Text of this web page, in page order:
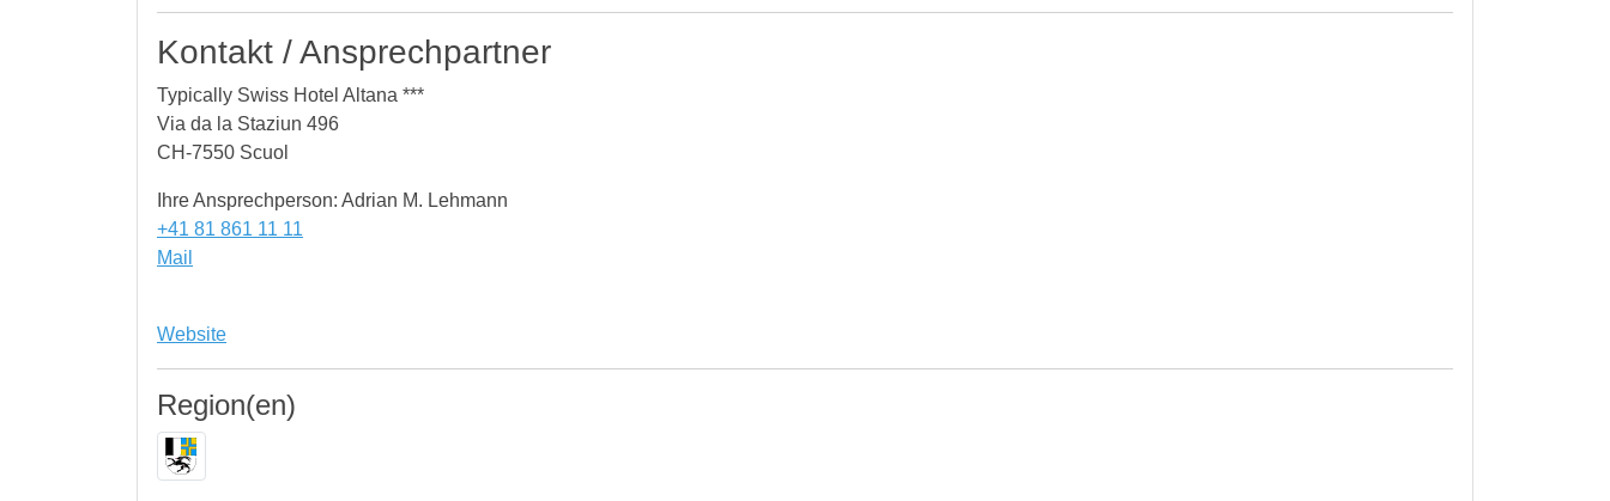
Kontakt / Ansprechpartner
Typically Swiss Hotel Altana ***
Via da la Staziun 496
CH-7550 Scuol
Ihre Ansprechperson: Adrian M. Lehmann
+41 81 861 11 11
Mail
Website
Region(en)